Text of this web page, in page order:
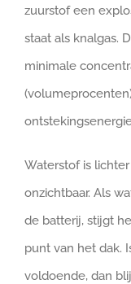
zuurstof een
staat als knalgas.
minimale
Waterstof is
onzichtbaar. Als
de batterij, stijgt
punt van het dak.
voldoende, dan